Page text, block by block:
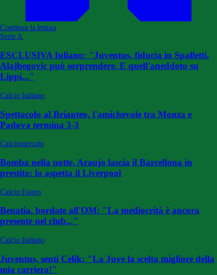
Continua la lettura
Serie A
ESCLUSIVA Iuliano: "Juventus, fiducia in Spalletti.
Alajbegovic può sorprendere. E quell'aneddoto su
Lippi..."
Calcio Italiano
Spettacolo al Brianteo, l'amichevole tra Monza e
Padova termina 3-3
Calciomercato
Bomba nella notte, Araujo lascia il Barcellona in
prestito: lo aspetta il Liverpool
Calcio Estero
Benatia, bordate all'OM: "La mediocrità è ancora
presente nel club..."
Calcio Italiano
Juventus, senti Celik: "La Juve la scelta migliore della
mia carriera!"